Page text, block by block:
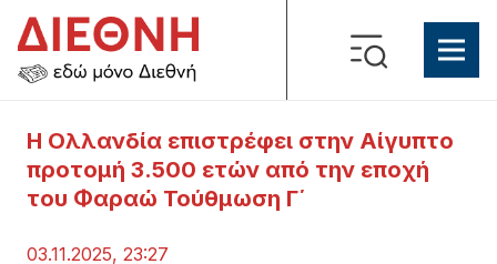
Η Ολλανδία επιστρέφει στην Αίγυπτο
προτομή 3.500 ετών από την εποχή
του Φαραώ Τούθμωση Γ΄
03.11.2025, 23:27